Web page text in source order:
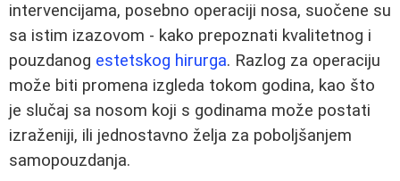
intervencijama, posebno operaciji nosa, suočene su
sa istim izazovom - kako prepoznati kvalitetnog i
pouzdanog estetskog hirurga. Razlog za operaciju
može biti promena izgleda tokom godina, kao što
je slučaj sa nosom koji s godinama može postati
izraženiji, ili jednostavno želja za poboljšanjem
samopouzdanja.